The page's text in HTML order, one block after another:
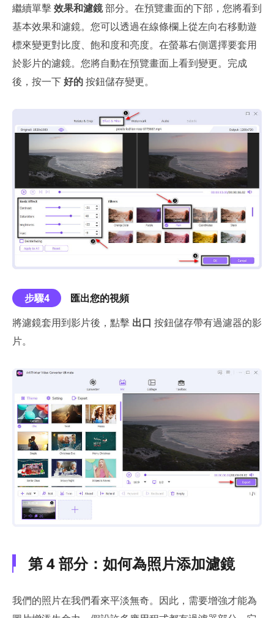
繼續單擊效果和濾鏡部分。在預覽畫面的下部，您將看到
基本效果和濾鏡。您可以透過在線條欄上從左向右移動遊
標來變更對比度、飽和度和亮度。在螢幕右側選擇要套用
於影片的濾鏡。您將自動在預覽畫面上看到變更。完成
後，按一下好的按鈕儲存變更。
步驟4
匯出您的視頻
將濾鏡套用到影片後，點擊 出口 按鈕儲存帶有過濾器的影
片。
第 4 部分：如何為照片添加濾鏡
我們的照片在我們看來平淡無奇。因此，需要增強才能為